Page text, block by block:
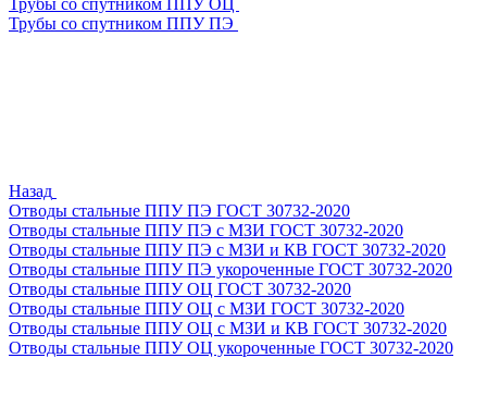
Трубы со спутником ППУ ОЦ
Трубы со спутником ППУ ПЭ
Назад
Отводы стальные ППУ ПЭ ГОСТ 30732-2020
Отводы стальные ППУ ПЭ с МЗИ ГОСТ 30732-2020
Отводы стальные ППУ ПЭ с МЗИ и КВ ГОСТ 30732-2020
Отводы стальные ППУ ПЭ укороченные ГОСТ 30732-2020
Отводы стальные ППУ ОЦ ГОСТ 30732-2020
Отводы стальные ППУ ОЦ с МЗИ ГОСТ 30732-2020
Отводы стальные ППУ ОЦ с МЗИ и КВ ГОСТ 30732-2020
Отводы стальные ППУ ОЦ укороченные ГОСТ 30732-2020